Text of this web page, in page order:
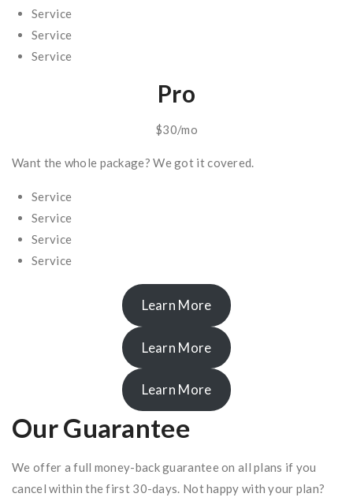
Service
Service
Service
Pro
$30/mo
Want the whole package? We got it covered.
Service
Service
Service
Service
Learn More
Learn More
Learn More
Our Guarantee
We offer a full money-back guarantee on all plans if you
cancel within the first 30-days. Not happy with your plan?